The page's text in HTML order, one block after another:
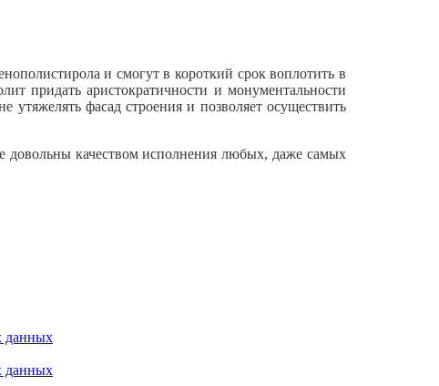
и смогут в короткий срок воплотить в
придать аристократичности и монументальности
фасад строения и позволяет осуществить
довольны качеством исполнения любых, даже самых
данных
данных